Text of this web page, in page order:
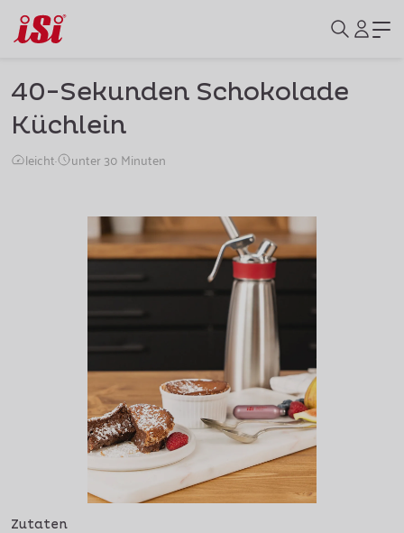
40-Sekunden Schokolade
Küchlein
leicht· unter 30 Minuten
Zutaten